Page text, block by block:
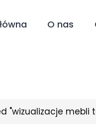
O nas
"wizualizacje mebli